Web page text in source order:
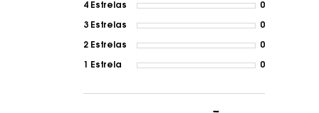
4 Estrelas 0
3 Estrelas 0
2 Estrelas 0
1 Estrela 0